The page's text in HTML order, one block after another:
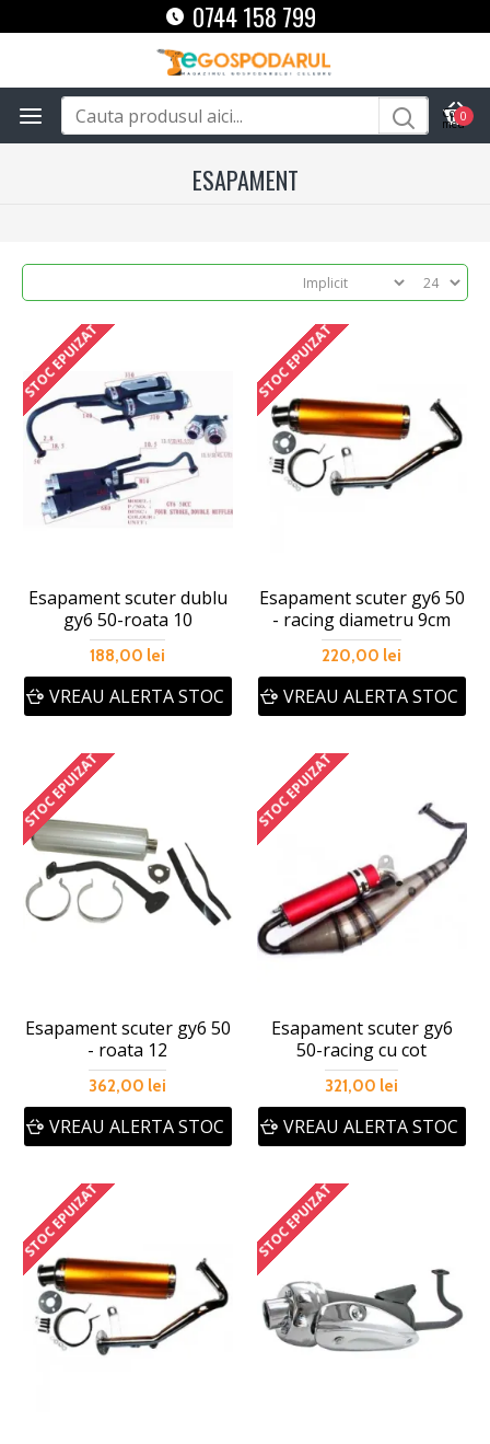
0744 158 799
0
ESAPAMENT
STOC EPUIZAT
Esapament scuter dublu
gy6 50-roata 10
188,00 lei
VREAU ALERTA STOC
STOC EPUIZAT
Esapament scuter gy6 50
- racing diametru 9cm
220,00 lei
VREAU ALERTA STOC
STOC EPUIZAT
Esapament scuter gy6 50
- roata 12
362,00 lei
VREAU ALERTA STOC
STOC EPUIZAT
Esapament scuter gy6
50-racing cu cot
321,00 lei
VREAU ALERTA STOC
STOC EPUIZAT STOC EPUIZAT